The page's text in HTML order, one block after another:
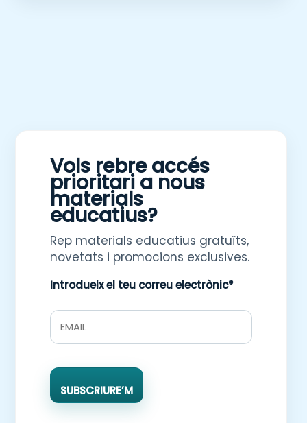
Vols rebre accés
prioritari a nous
materials
educatius?
Rep materials educatius gratuïts,
novetats i promocions exclusives.
Introdueix el teu correu electrònic*
SUBSCRIURE’M